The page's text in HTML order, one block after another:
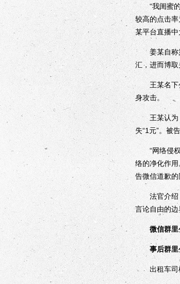
“我闺蜜的
较高的点击
某平台直播
姜某自称第
汇，进而博
王某名下公
身攻击。
王某认为，
失“1元”。被
“网络侵权
络的净化作
告微信道歉
法官介绍，
言论自由的边
微信群里
事后群里
出租车司机